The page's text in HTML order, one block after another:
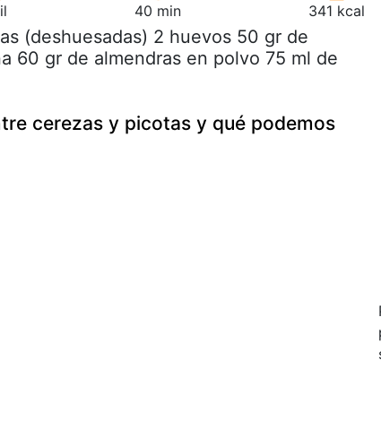
40 min 341 kcal
(deshuesadas) 2 huevos 50 gr de
60 gr de almendras en polvo 75 ml de
cerezas y picotas y qué podemos